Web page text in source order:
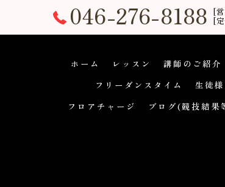
046-276-8188 [
[
ホーム レッスン 講師のご紹介
フリーダンスタイム
生徒
フロアチャージ
ブログ(競技結果